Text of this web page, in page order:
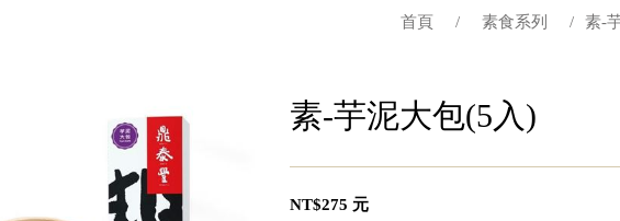
首頁 / 素食系列 /
素-
素-芋泥大包(5入)
NT$275 元